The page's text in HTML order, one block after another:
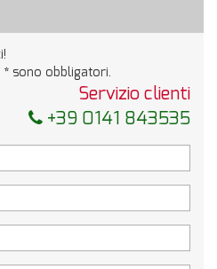
* sono obbligatori.
Servizio clienti
+39 0141 843535